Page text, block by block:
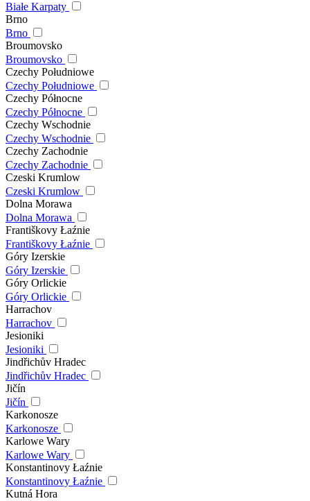
Białe Karpaty
Brno
Brno
Broumovsko
Broumovsko
Czechy Południowe
Czechy Południowe
Czechy Północne
Czechy Północne
Czechy Wschodnie
Czechy Wschodnie
Czechy Zachodnie
Czechy Zachodnie
Czeski Krumlow
Czeski Krumlow
Dolna Morawa
Dolna Morawa
Františkovy Łaźnie
Františkovy Łaźnie
Góry Izerskie
Góry Izerskie
Góry Orlickie
Góry Orlickie
Harrachov
Harrachov
Jesioniki
Jesioniki
Jindřichův Hradec
Jindřichův Hradec
Jičín
Jičín
Karkonosze
Karkonosze
Karlowe Wary
Karlowe Wary
Konstantinovy Łaźnie
Konstantinovy Łaźnie
Kutná Hora